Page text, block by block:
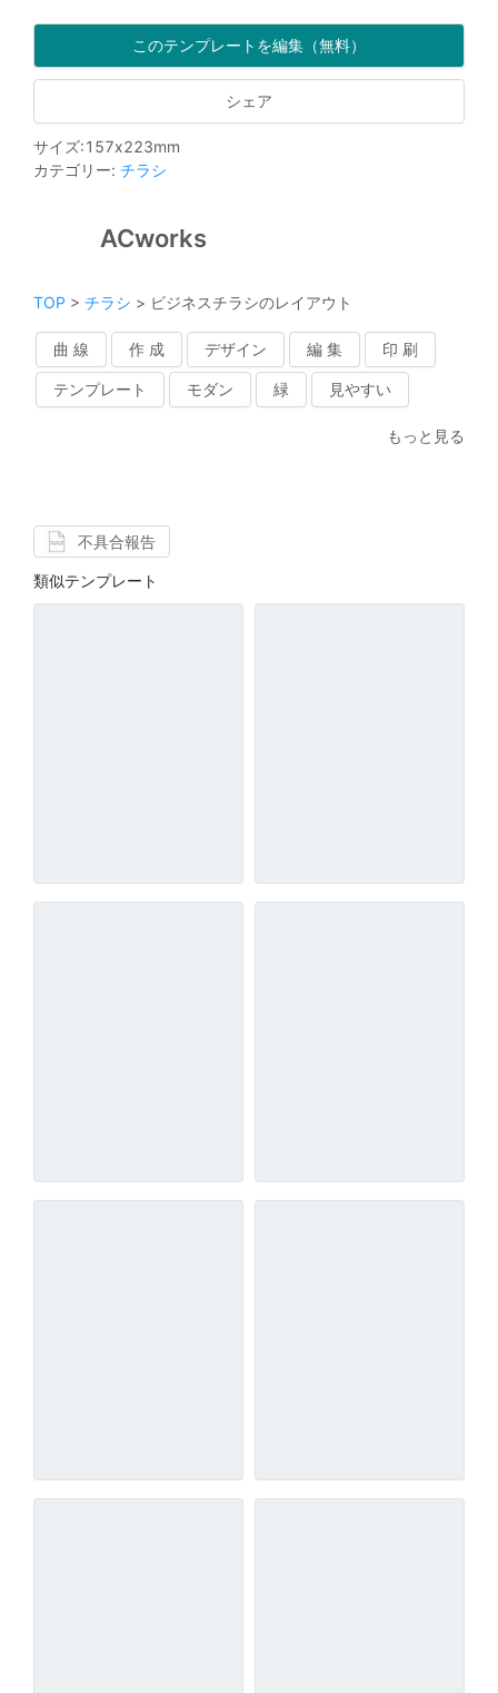
このテンプレートを編集（無料）
シェア
サイズ:157x223mm
カテゴリー: チラシ
ACworks
TOP > チラシ > ビジネスチラシのレイアウト
曲 線 作 成 デザイン 編 集 印 刷
テンプレート モダン 緑 見やすい
もっと見る
不具合報告
類似テンプレート